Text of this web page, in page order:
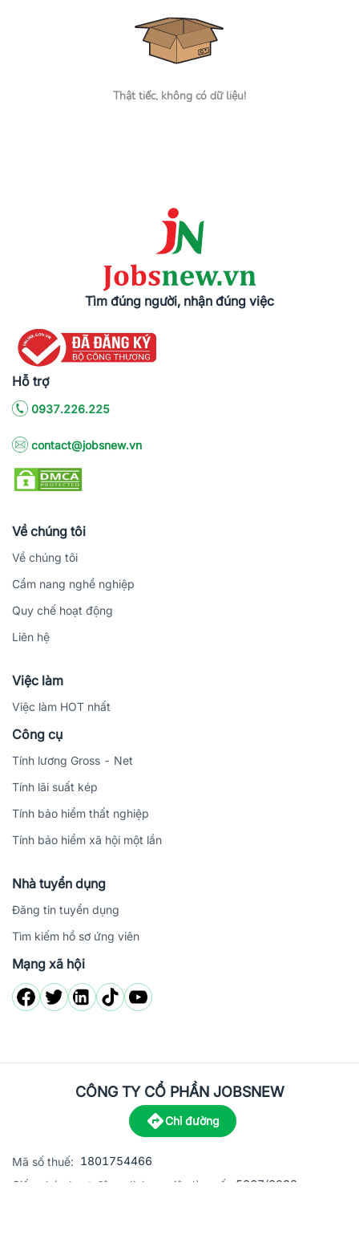
Thật tiếc, không có dữ liệu!
Tìm đúng người, nhận đúng việc
Hỗ trợ
0937.226.225
contact@jobsnew.vn
Về chúng tôi
Về chúng tôi
Cẩm nang nghề nghiệp
Quy chế hoạt động
Liên hệ
Việc làm
Việc làm HOT nhất
Công cụ
Tính lương Gross - Net
Tính lãi suất kép
Tính bảo hiểm thất nghiệp
Tính bảo hiểm xã hội một lần
Nhà tuyển dụng
Đăng tin tuyển dụng
Tìm kiếm hồ sơ ứng viên
Mạng xã hội
CÔNG TY CỔ PHẦN JOBSNEW
Chỉ đường
Mã số thuế: 1801754466
Giấy phép hoạt động dịch vụ việc làm số:
5867/2023